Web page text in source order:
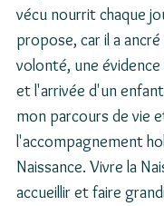
vécu nourrit chaque
propose, car il a
volonté, une
et l'arrivée d'un
mon parcours de vie
l'accompagnement
Naissance. Vivre la
accueillir et faire